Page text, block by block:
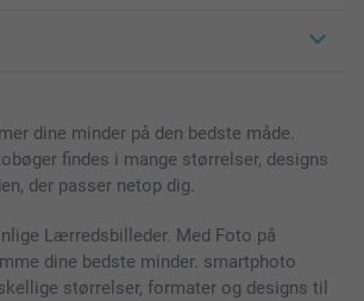
dine minder på den bedste måde.
findes i mange størrelser, designs
der passer netop dig.
Lærredsbilleder. Med Foto på
dine bedste minder. smartphoto
størrelser, formater og designs til